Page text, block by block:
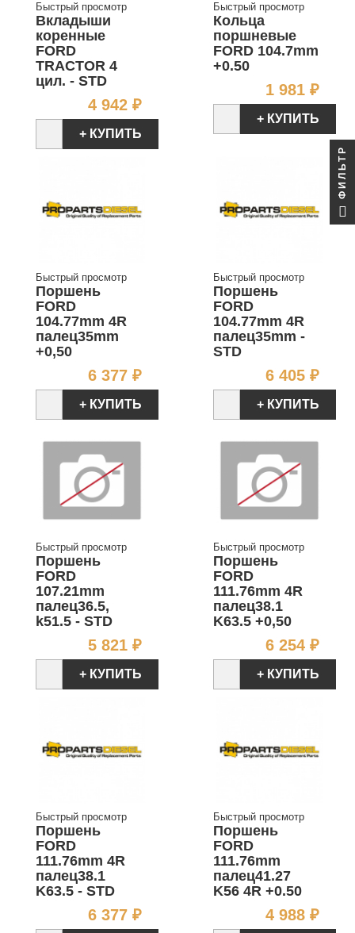
Быстрый просмотр
Вкладыши
коренные
FORD
TRACTOR 4
цил. - STD
4 942 ₽Цена
+ КУПИТЬ
Быстрый просмотр
Кольца
поршневые
FORD 104.7mm
+0.50
1 981 ₽
+ КУПИТЬ
Быстрый просмотр
Поршень
FORD
104.77mm 4R
палец35mm
+0,50
6 377 ₽Цена
+ КУПИТЬ
Быстрый просмотр
Поршень
FORD
104.77mm 4R
палец35mm -
STD
6 405 ₽
+ КУПИТЬ
Быстрый просмотр
Поршень
FORD
107.21mm
палец36.5,
k51.5 - STD
5 821 ₽Цена
+ КУПИТЬ
Быстрый просмотр
Поршень
FORD
111.76mm 4R
палец38.1
K63.5 +0,50
6 254 ₽
+ КУПИТЬ
Быстрый просмотр
Поршень
FORD
111.76mm 4R
палец38.1
K63.5 - STD
6 377 ₽Цена
Быстрый просмотр
Поршень
FORD
111.76mm
палец41.27
K56 4R +0.50
4 988 ₽
ФИЛЬТР